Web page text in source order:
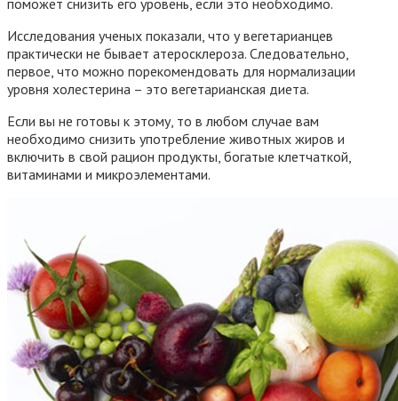
поможет снизить его уровень, если это необходимо.
Исследования ученых показали, что у вегетарианцев
практически не бывает атеросклероза. Следовательно,
первое, что можно порекомендовать для нормализации
уровня холестерина – это вегетарианская диета.
Если вы не готовы к этому, то в любом случае вам
необходимо снизить употребление животных жиров и
включить в свой рацион продукты, богатые клетчаткой,
витаминами и микроэлементами.